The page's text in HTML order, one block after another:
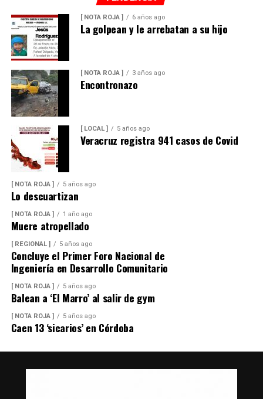
[ NOTA ROJA ] 6 años ago
La golpean y le arrebatan a su hijo
[ NOTA ROJA ] 3 años ago
Encontronazo
[ LOCAL ] 5 años ago
Veracruz registra 941 casos de Covid
[ NOTA ROJA ] 5 años ago
Lo descuartizan
[ NOTA ROJA ] 1 año ago
Muere atropellado
[ REGIONAL ] 5 años ago
Concluye el Primer Foro Nacional de
Ingeniería en Desarrollo Comunitario
[ NOTA ROJA ] 5 años ago
Balean a ‘El Marro’ al salir de gym
[ NOTA ROJA ] 5 años ago
Caen 13 ‘sicarios’ en Córdoba